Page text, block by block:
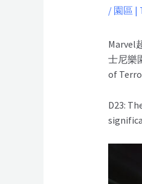
/ 園區 |
Marvel
士尼樂
of
D23: